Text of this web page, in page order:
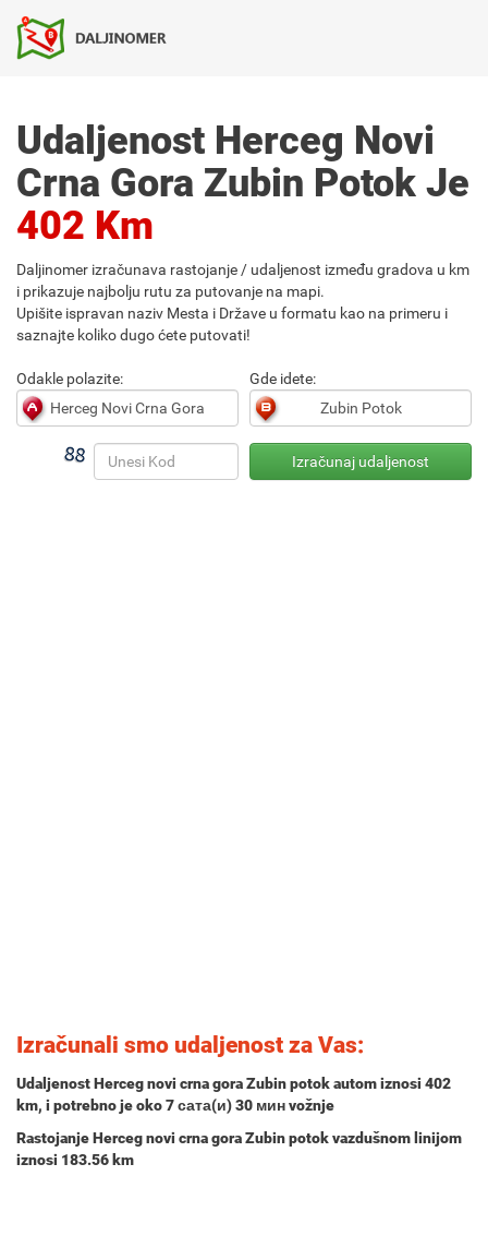
Udaljenost Herceg Novi
Crna Gora Zubin Potok Je
402 Km
Daljinomer izračunava rastojanje / udaljenost između gradova u km
i prikazuje najbolju rutu za putovanje na mapi.
Upišite ispravan naziv Mesta i Države u formatu kao na primeru i
saznajte koliko dugo ćete putovati!
Odakle polazite: Gde idete:
Izračunali smo udaljenost za Vas:
Udaljenost Herceg novi crna gora Zubin potok autom iznosi 402
km, i potrebno je oko7 сата(и) 30 минvožnje
Rastojanje Herceg novi crna gora Zubin potok vazdušnom linijom
iznosi 183.56 km